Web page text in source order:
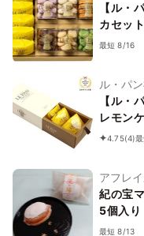
【ル・
カセッ
子6種)
最短 8/16
ル・パ
【ル・
レモン
4.75(4)
アフレ
紀の宝
5個入り
最短 8/13